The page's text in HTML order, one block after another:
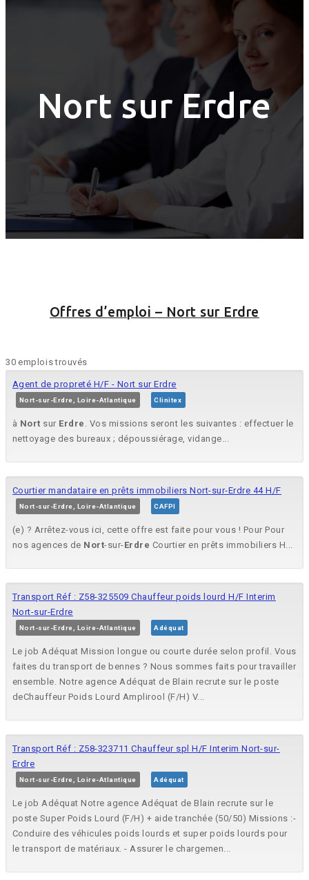
Nort sur Erdre
Offres d’emploi – Nort sur Erdre
30 emplois trouvés
Agent de propreté H/F - Nort sur Erdre
Nort-sur-Erdre, Loire-Atlantique Clinitex
à Nort sur Erdre . Vos missions seront les suivantes : effectuer le
nettoyage des bureaux ; dépoussiérage, vidange...
Courtier mandataire en prêts immobiliers Nort-sur-Erdre 44 H/F
Nort-sur-Erdre, Loire-Atlantique CAFPI
(e) ? Arrêtez-vous ici, cette offre est faite pour vous ! Pour Pour
nos agences de Nort-sur-Erdre Courtier en prêts immobiliers H...
Transport Réf : Z58-325509 Chauffeur poids lourd H/F Interim
Nort-sur-Erdre
Nort-sur-Erdre, Loire-Atlantique Adéquat
Le job Adéquat Mission longue ou courte durée selon profil. Vous
faites du transport de bennes ? Nous sommes faits pour travailler
ensemble. Notre agence Adéquat de Blain recrute sur le poste
deChauffeur Poids Lourd Amplirool (F/H) V...
Transport Réf : Z58-323711 Chauffeur spl H/F Interim Nort-sur-
Erdre
Nort-sur-Erdre, Loire-Atlantique Adéquat
Le job Adéquat Notre agence Adéquat de Blain recrute sur le
poste Super Poids Lourd (F/H) + aide tranchée (50/50) Missions :-
Conduire des véhicules poids lourds et super poids lourds pour
le transport de matériaux. - Assurer le chargemen...